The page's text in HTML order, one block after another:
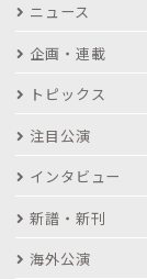
ニュース
企画・連載
トピックス
注目公演
インタビュー
新譜・新刊
海外公演